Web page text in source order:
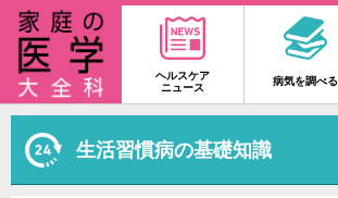
ヘルスケア
ニュース
病気を調べる
生活習慣病の基礎知識